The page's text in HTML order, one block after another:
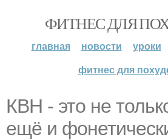
ФИТНЕС ДЛЯ
главная новости уроки
фитнес для
КВН - это не
ещё и